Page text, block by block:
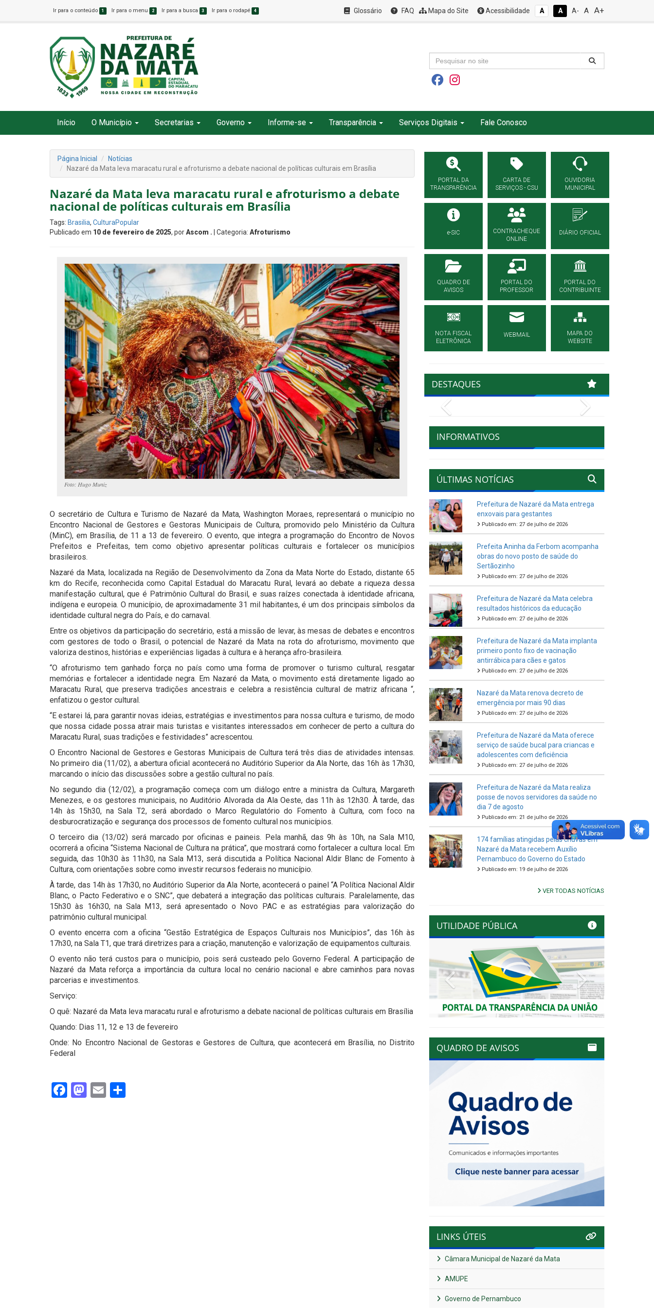
Ir para o conteúdo 1 Ir para o menu 2 Ir para a busca 3 Ir para o rodapé 4 Glossário FAQ Mapa do Site Acessibilidade A A A- A A+
Início O Município Secretarias Governo Informe-se Transparência Serviços Digitais Fale Conosco
Página Inicial
Notícias
Nazaré da Mata leva maracatu rural e afroturismo a debate nacional de políticas culturais em Brasília
Nazaré da Mata leva maracatu rural e afroturismo a debate
nacional de políticas culturais em Brasília
Tags: Brasilia, CulturaPopular
Publicado em 10 de fevereiro de 2025, porAscom . | Categoria: Afroturismo
Foto: Hugo Muniz
O secretário de Cultura e Turismo de Nazaré da Mata, Washington Moraes, representará o município no
Encontro Nacional de Gestores e Gestoras Municipais de Cultura, promovido pelo Ministério da Cultura
(MinC), em Brasília, de 11 a 13 de fevereiro. O evento, que integra a programação do Encontro de Novos
Prefeitos e Prefeitas, tem como objetivo apresentar políticas culturais e fortalecer os municípios
brasileiros.
Nazaré da Mata, localizada na Região de Desenvolvimento da Zona da Mata Norte do Estado, distante 65
km do Recife, reconhecida como Capital Estadual do Maracatu Rural, levará ao debate a riqueza dessa
manifestação cultural, que é Patrimônio Cultural do Brasil, e suas raízes conectada à identidade africana,
indígena e europeia. O município, de aproximadamente 31 mil habitantes, é um dos principais símbolos da
identidade cultural negra do País, e do carnaval.
Entre os objetivos da participação do secretário, está a missão de levar, às mesas de debates e encontros
com gestores de todo o Brasil, o potencial de Nazaré da Mata na rota do afroturismo, movimento que
valoriza destinos, histórias e experiências ligadas à cultura e à herança afro-brasileira.
“O afroturismo tem ganhado força no país como uma forma de promover o turismo cultural, resgatar
memórias e fortalecer a identidade negra. Em Nazaré da Mata, o movimento está diretamente ligado ao
Maracatu Rural, que preserva tradições ancestrais e celebra a resistência cultural de matriz africana “,
enfatizou o gestor cultural.
“E estarei lá, para garantir novas ideias, estratégias e investimentos para nossa cultura e turismo, de modo
que nossa cidade possa atrair mais turistas e visitantes interessados em conhecer de perto a cultura do
Maracatu Rural, suas tradições e festividades” acrescentou.
O Encontro Nacional de Gestores e Gestoras Municipais de Cultura terá três dias de atividades intensas.
No primeiro dia (11/02), a abertura oficial acontecerá no Auditório Superior da Ala Norte, das 16h às 17h30,
marcando o início das discussões sobre a gestão cultural no país.
No segundo dia (12/02), a programação começa com um diálogo entre a ministra da Cultura, Margareth
Menezes, e os gestores municipais, no Auditório Alvorada da Ala Oeste, das 11h às 12h30. À tarde, das
14h às 15h30, na Sala T2, será abordado o Marco Regulatório do Fomento à Cultura, com foco na
desburocratização e segurança dos processos de fomento cultural nos municípios.
O terceiro dia (13/02) será marcado por oficinas e paineis. Pela manhã, das 9h às 10h, na Sala M10,
ocorrerá a oficina “Sistema Nacional de Cultura na prática”, que mostrará como fortalecer a cultura local. Em
seguida, das 10h30 às 11h30, na Sala M13, será discutida a Política Nacional Aldir Blanc de Fomento à
Cultura, com orientações sobre como investir recursos federais no município.
À tarde, das 14h às 17h30, no Auditório Superior da Ala Norte, acontecerá o painel “A Política Nacional Aldir
Blanc, o Pacto Federativo e o SNC”, que debaterá a integração das políticas culturais. Paralelamente, das
15h30 às 16h30, na Sala M13, será apresentado o Novo PAC e as estratégias para valorização do
patrimônio cultural municipal.
O evento encerra com a oficina “Gestão Estratégica de Espaços Culturais nos Municípios”, das 16h às
17h30, na Sala T1, que trará diretrizes para a criação, manutenção e valorização de equipamentos culturais.
O evento não terá custos para o município, pois será custeado pelo Governo Federal. A participação de
Nazaré da Mata reforça a importância da cultura local no cenário nacional e abre caminhos para novas
parcerias e investimentos.
Serviço:
O quê: Nazaré da Mata leva maracatu rural e afroturismo a debate nacional de políticas culturais em Brasília
Quando: Dias 11, 12 e 13 de fevereiro
Onde: No Encontro Nacional de Gestoras e Gestores de Cultura, que acontecerá em Brasília, no Distrito
Federal
Facebook
Mastodon
Email
PORTAL DA
TRANSPARÊNCIA
CARTA DE
SERVIÇOS - CSU
OUVIDORIA
MUNICIPAL
e-SIC
CONTRACHEQUE
ONLINE
DIÁRIO OFICIAL
QUADRO DE
AVISOS
PORTAL DO
PROFESSOR
PORTAL DO
CONTRIBUINTE
NOTA FISCAL
ELETRÔNICA
WEBMAIL
MAPA DO
WEBSITE
DESTAQUES
INFORMATIVOS
ÚLTIMAS NOTÍCIAS
Prefeitura de Nazaré da Mata entrega
enxovais para gestantes
Publicado em: 27 de julho de 2026
Prefeita Aninha da Ferbom acompanha
obras do novo posto de saúde do
Sertãozinho
Publicado em: 27 de julho de 2026
Prefeitura de Nazaré da Mata celebra
resultados históricos da educação
Publicado em: 27 de julho de 2026
Prefeitura de Nazaré da Mata implanta
primeiro ponto fixo de vacinação
antirrábica para cães e gatos
Publicado em: 27 de julho de 2026
Nazaré da Mata renova decreto de
emergência por mais 90 dias
Publicado em: 27 de julho de 2026
Prefeitura de Nazaré da Mata oferece
serviço de saúde bucal para criancas e
adolescentes com deficiência
Publicado em: 27 de julho de 2026
Prefeitura de Nazaré da Mata realiza
posse de novos servidores da saúde no
dia 7 de agosto
Publicado em: 21 de julho de 2026
174 famílias atingidas pelas chuvas em
Nazaré da Mata recebem Auxílio
Pernambuco do Governo do Estado
Publicado em: 19 de julho de 2026
VER TODAS NOTÍCIAS
UTILIDADE PÚBLICA
Previous Next
QUADRO DE AVISOS
LINKS ÚTEIS
Câmara Municipal de Nazaré da Mata
AMUPE
Governo de Pernambuco